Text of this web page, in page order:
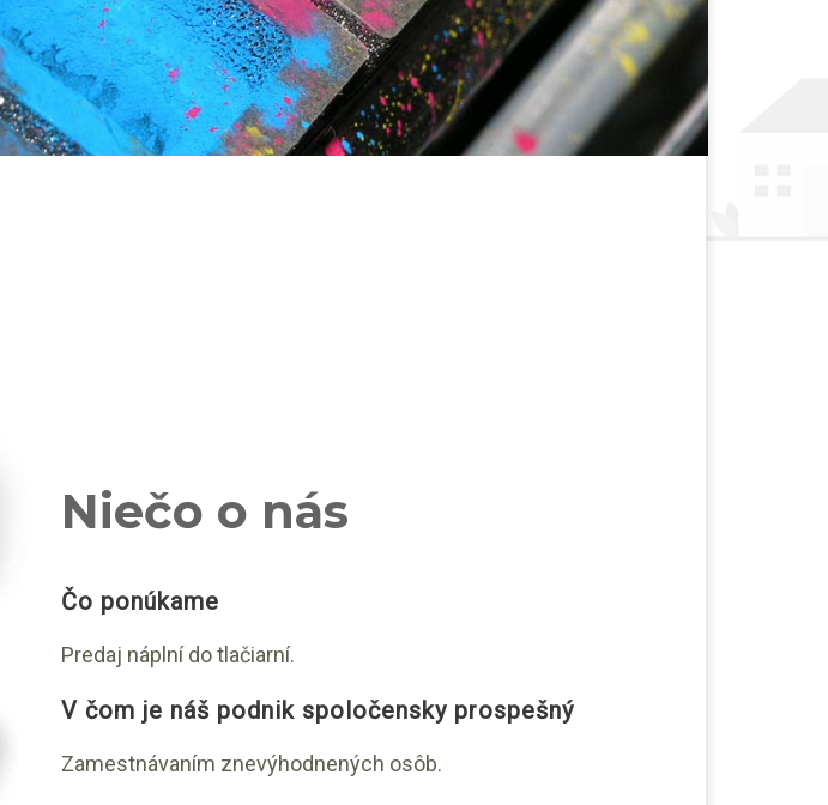
Niečo o nás
Čo ponúkame
Predaj náplní do tlačiarní.
V čom je náš podnik spoločensky prospešný
Zamestnávaním znevýhodnených osôb.